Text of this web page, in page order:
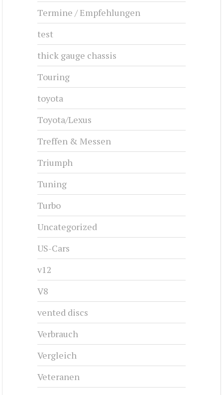
Termine / Empfehlungen
test
thick gauge chassis
Touring
toyota
Toyota/Lexus
Treffen & Messen
Triumph
Tuning
Turbo
Uncategorized
US-Cars
v12
V8
vented discs
Verbrauch
Vergleich
Veteranen